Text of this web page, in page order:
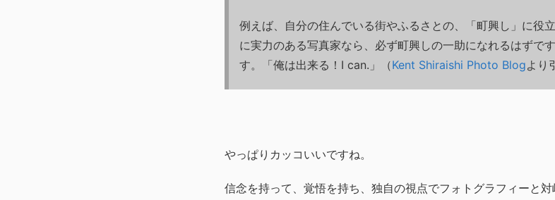
例えば、自分の住んでいる街やふるさとの、「町興し」に役
に実力のある写真家なら、必ず町興しの一助になれるはずで
す。「俺は出来る！I can.」（Kent Shiraishi Photo Blogより
やっぱりカッコいいですね。
信念を持って、覚悟を持ち、独自の視点でフォトグラフィーと